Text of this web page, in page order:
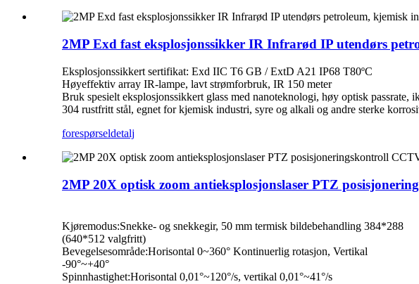
2MP Exd fast eksplosjonssikker IR Infrarød IP utendørs
Eksplosjonssikkert sertifikat: Exd IIC T6 GB / ExtD A21 IP68 T80ºC
Høyeffektiv array IR-lampe, lavt strømforbruk, IR 150 meter
Bruk spesielt eksplosjonssikkert glass med nanoteknologi, høy optisk
304 rustfritt stål, egnet for kjemisk industri, syre og alkali og andre sterke
forespørseldetalj
2MP 20X optisk zoom antieksplosjonslaser PTZ
Kjøremodus:Snekke- og snekkegir, 50 mm termisk bildebehandling 384*288
(640*512 valgfritt)
Bevegelsesområde:Horisontal 0~360° Kontinuerlig rotasjon, Vertikal
-90°~+40°
Spinnhastighet:Horisontal 0,01°~120°/s, vertikal 0,01°~41°/s